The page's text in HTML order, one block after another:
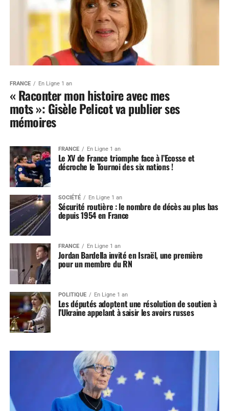
FRANCE En Ligne 1 an
« Raconter mon histoire avec mes
mots »: Gisèle Pelicot va publier ses
mémoires
FRANCE En Ligne 1 an
Le XV de France triomphe face à l’Ecosse et
décroche le Tournoi des six nations !
SOCIÉTÉ En Ligne 1 an
Sécurité routière : le nombre de décès au plus bas
depuis 1954 en France
FRANCE En Ligne 1 an
Jordan Bardella invité en Israël, une première
pour un membre du RN
POLITIQUE En Ligne 1 an
Les députés adoptent une résolution de soutien à
l’Ukraine appelant à saisir les avoirs russes